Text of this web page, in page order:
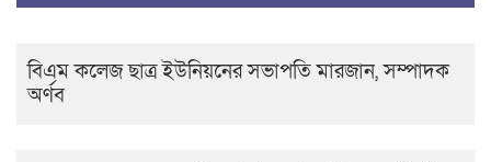
বিএম কলেজ ছাত্র ইউনিয়নের সভাপতি মারজান, সম্পাদক
অর্ণব